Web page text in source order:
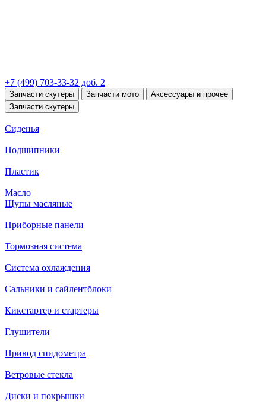
+7 (499) 703-33-32 доб. 2
Запчасти скутеры Запчасти мото
Аксессуары и прочее
Запчасти скутеры
Сиденья
Подшипники
Пластик
Масло
Щупы масляные
Приборные панели
Тормозная система
Система охлаждения
Сальники и сайлентблоки
Кикстартер и стартеры
Глушители
Привод спидометра
Ветровые стекла
Диски и покрышки